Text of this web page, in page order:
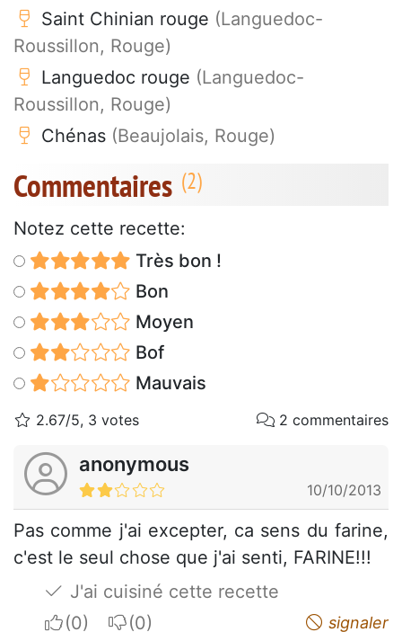
Saint Chinian rouge (Languedoc-
Roussillon, Rouge)
Languedoc rouge (Languedoc-
Roussillon, Rouge)
Chénas (Beaujolais, Rouge)
Commentaires
Notez cette recette:
Très bon !
Bon
Moyen
Bof
Mauvais
2.67/5, 3 votes 2 commentaires
anonymous
10/10/2013
Pas comme j'ai excepter, ca sens du farine,
c'est le seul chose que j'ai senti, FARINE!!!
J'ai cuisiné cette recette
I apreciateI do not appreciate signaler